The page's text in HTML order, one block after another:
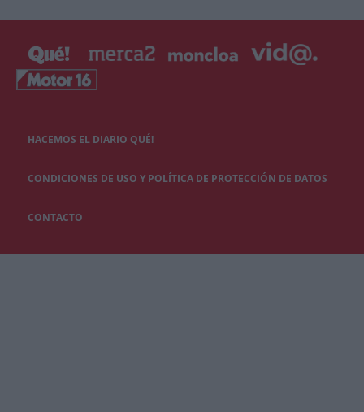
HACEMOS EL DIARIO QUÉ!
CONDICIONES DE USO Y POLÍTICA DE PROTECCIÓN DE DATOS
CONTACTO